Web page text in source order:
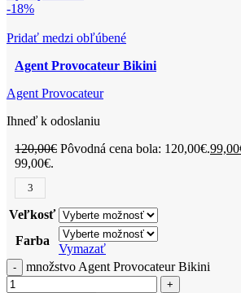
-18%
Pridať medzi obľúbené
Agent Provocateur Bikini
Agent Provocateur
Ihneď k odoslaniu
120,00€ Pôvodná cena bola: 120,00€.99,00
99,00€.
3
Veľkosť
Farba
Vymazať
množstvo Agent Provocateur Bikini